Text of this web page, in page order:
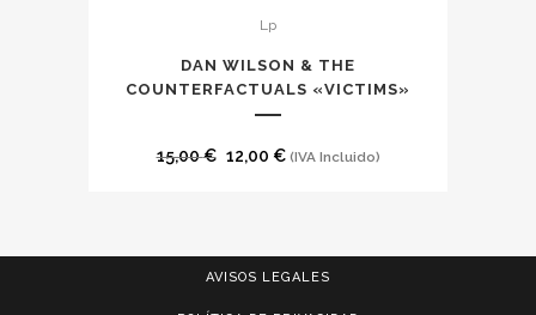
Lp
DAN WILSON & THE
COUNTERFACTUALS «VICTIMS»
15,00€ El
15,00 €.
12,00 €El
12,00 €.
(IVA Incluido)
AVISOS LEGALES